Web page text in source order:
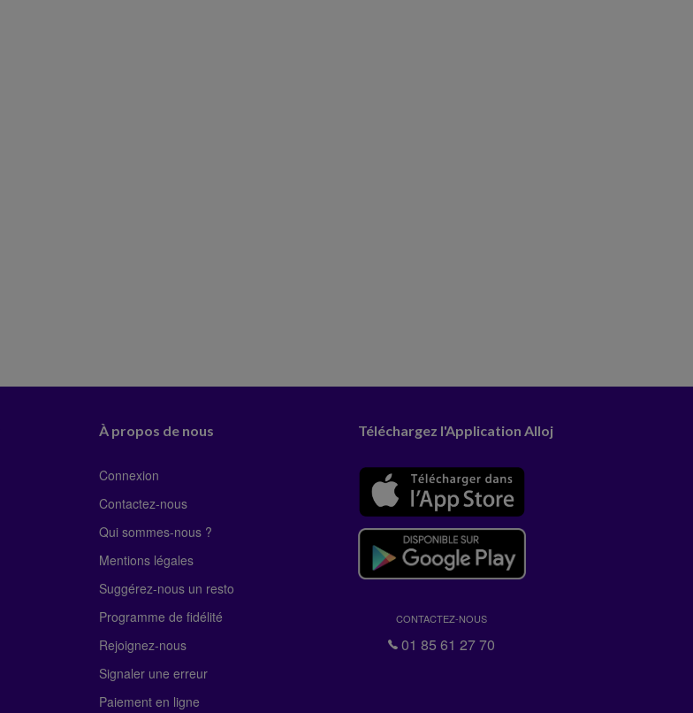
À propos de nous
Connexion
Contactez-nous
Qui sommes-nous ?
Mentions légales
Suggérez-nous un resto
Programme de fidélité
Rejoignez-nous
Signaler une erreur
Paiement en ligne
Téléchargez l'Application Alloj
CONTACTEZ-NOUS
01 85 61 27 70